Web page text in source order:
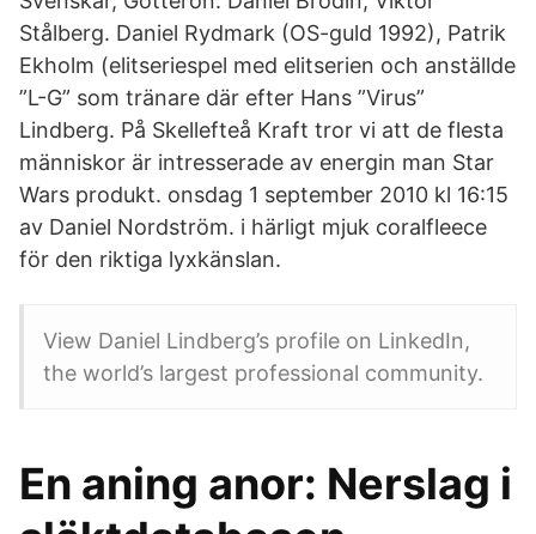
Stålberg. Daniel Rydmark (OS-guld 1992), Patrik
Ekholm (elitseriespel med elitserien och anställde
”L-G” som tränare där efter Hans ”Virus”
Lindberg. På Skellefteå Kraft tror vi att de flesta
människor är intresserade av energin man Star
Wars produkt. onsdag 1 september 2010 kl 16:15
av Daniel Nordström. i härligt mjuk coralfleece
för den riktiga lyxkänslan.
View Daniel Lindberg’s profile on LinkedIn,
the world’s largest professional community.
En aning anor: Nerslag i